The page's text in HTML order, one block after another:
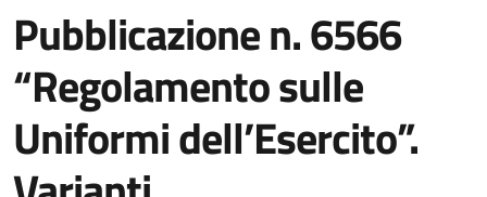
Pubblicazione n. 6566
“Regolamento sulle
Uniformi dell’Esercito”.